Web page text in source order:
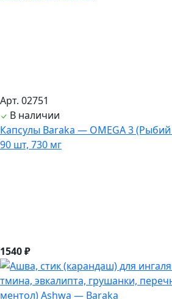
Арт. 02751
В наличии
Капсулы Baraka — OMEGA 3
90 шт, 730 мг
1540 ₽